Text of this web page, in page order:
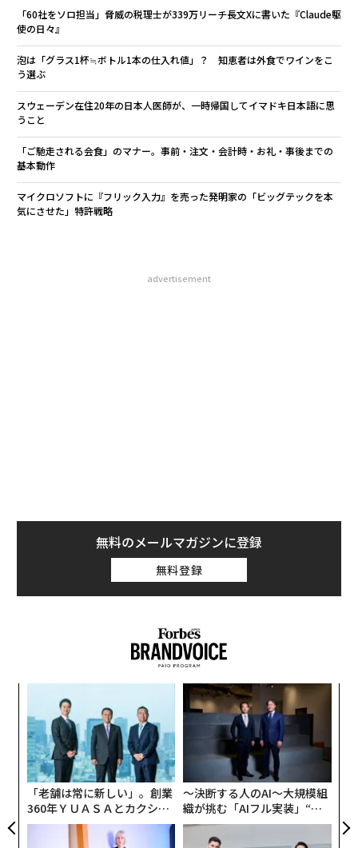
「60社をソロ担当」脅威の税理士が339万リーチ長文Xに書いた『Claude駆
使の日々』
泡は「グラス1杯≒ボトル1本の仕入れ値」？ 知恵者は外食でワインをこ
う選ぶ
スウェーデン在住20年の日本人医師が、一時帰国してイマドキ日本語に思
うこと
「ご馳走される会食」のマナー。事前・注文・会計時・お礼・事後までの
基本動作
マイクロソフトに『フリック入力』を売った発明家の「ビッグテックを本
気にさせた」特許戦略
advertisement
無料のメールマガジンに登録
無料登録
「老舗は常に新しい」。創業
360年ＹＵＡＳＡとカクシン
CEO田尻望が語る、AIを超え
る人の価値
〜決断する人のAI〜大規模組
織が挑む「AIフル実装」“使
う”企業から“動く”企業へ【N
TTドコモビジネス×PwC】